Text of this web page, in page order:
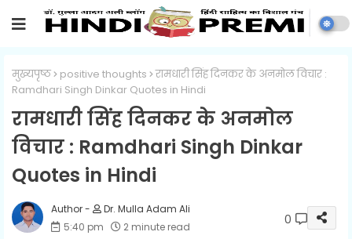
मुख्यपृष्ठ positive thoughts
रामधारी सिंह दिनकर के अनमोल विचार :
Ramdhari Singh Dinkar Quotes in Hindi
रामधारी सिंह दिनकर के अनमोल
विचार : Ramdhari Singh Dinkar
Quotes in Hindi
Dr. Mulla Adam Ali
5:40 pm
2 minute read 0